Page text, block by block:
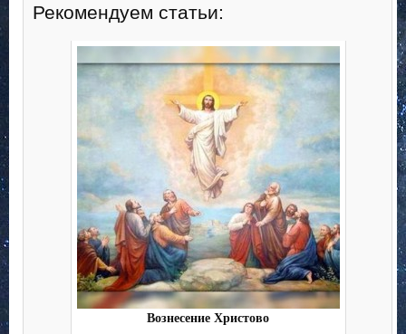
Рекомендуем статьи:
Вознесение Христово